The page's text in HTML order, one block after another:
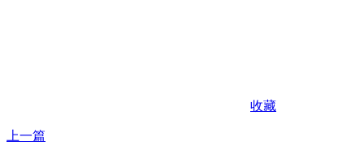
收藏
上一篇